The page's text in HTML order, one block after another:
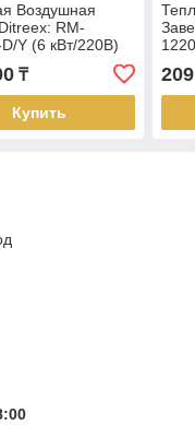
Воздушная
RM-
Y (6 кВт/220В)
₸
Купить